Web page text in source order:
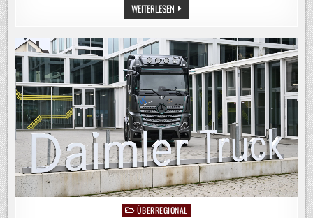
WEITERLESEN FIFA:
DIE
NÄCHSTE
ANTI-
INFANTINO-
WELLE
TÜRMT
SICH
AUF
PostedÜBERREGIONAL